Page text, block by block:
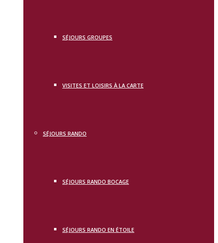
SÉJOURS GROUPES
VISITES ET LOISIRS À LA CARTE
SÉJOURS RANDO
SÉJOURS RANDO BOCAGE
SÉJOURS RANDO EN ÉTOILE